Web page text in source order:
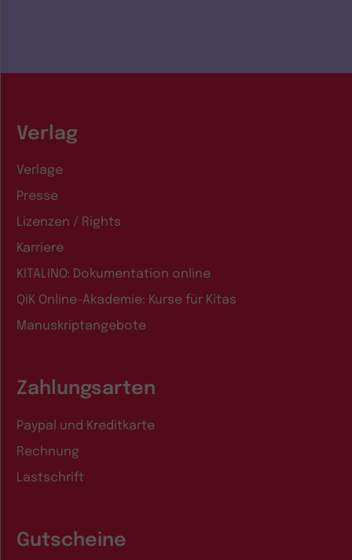
Verlag
Verlage
Presse
Lizenzen / Rights
Karriere
KITALINO: Dokumentation online
QiK Online-Akademie: Kurse für Kitas
Manuskriptangebote
Zahlungsarten
Paypal und Kreditkarte
Rechnung
Lastschrift
Gutscheine